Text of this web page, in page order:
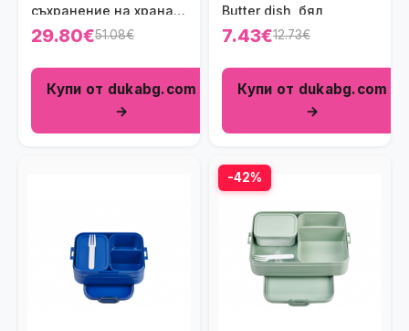
съхранение на храна
MEPAL CIRQULA
29.80€51.08€
Купи от dukabg.com
→
Butter dish, бял
7.43€12.73€
Купи от dukabg.com
→
-42%